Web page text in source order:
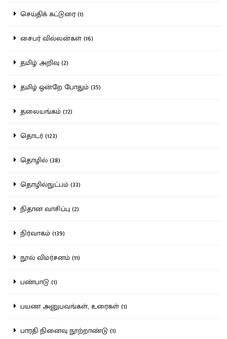
செய்திக் கட்டுரை (1)
சைபர் வில்லன்கள் (16)
தமிழ் அறிவு (2)
தமிழ் ஒன்றே போதும் (35)
தலையங்கம் (72)
தொடர் (123)
தொழில் (38)
தொழில்நுட்பம் (33)
நிதான வாசிப்பு (2)
நிர்வாகம் (139)
நூல் விமர்சனம் (11)
பண்பாடு (1)
பயண அனுபவங்கள், உரைகள் (1)
பாரதி நினைவு நூற்றாண்டு (1)